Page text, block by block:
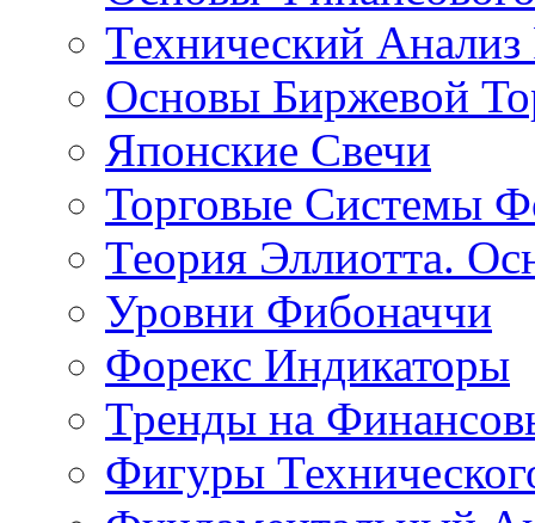
Технический
Основы Биржевой
Японские Свечи
Торговые Системы
Теория Эллиотта.
Уровни Фибоначчи
Форекс Индикаторы
Тренды на
Фигуры